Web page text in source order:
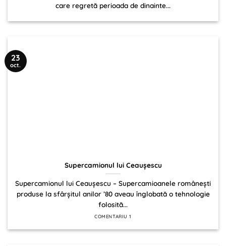
care regretă perioada de dinainte...
Supercamionul lui Ceauşescu
Supercamionul lui Ceauşescu – Supercamioanele româneşti
produse la sfârşitul anilor ’80 aveau înglobată o tehnologie
folosită...
COMENTARIU 1
23
oct.